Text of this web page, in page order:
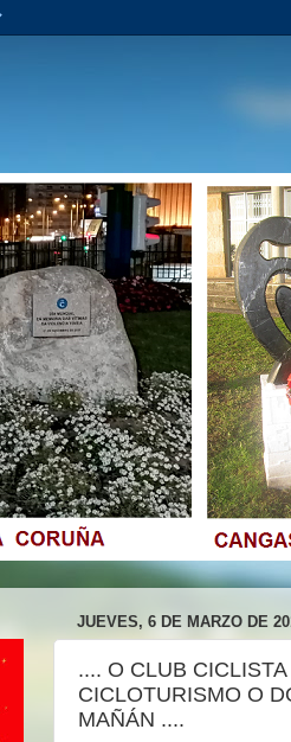
JUEVES, 6 DE MARZO DE
.... O CLUB
CICLOTURISMO O
MAÑÁN ....